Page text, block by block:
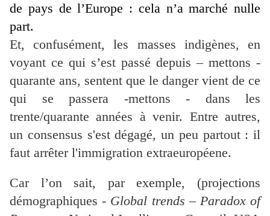
de pays de l’Europe : cela n’a marché nulle
part.
Et, confusément, les masses indigènes, en
voyant ce qui s’est passé depuis – mettons -
quarante ans, sentent que le danger vient de ce
qui se passera -mettons - dans les
trente/quarante années à venir. Entre autres,
un consensus s'est dégagé, un peu partout : il
faut arrêter l'immigration extraeuropéene.
Car l’on sait, par exemple, (projections
démographiques - Global trends – Paradox of